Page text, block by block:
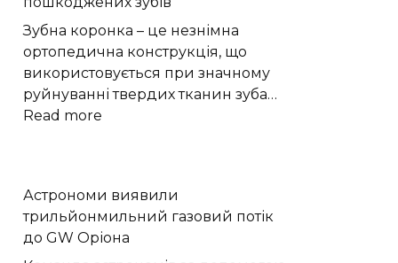
Зубна коронка – це незнімна
ортопедична конструкція, що
використовується при значному
руйнуванні твердих тканин зуба…
Read more
–
це
бездоганне
Астрономи виявили
трильйонмильний газовий потік
до GW Оріона